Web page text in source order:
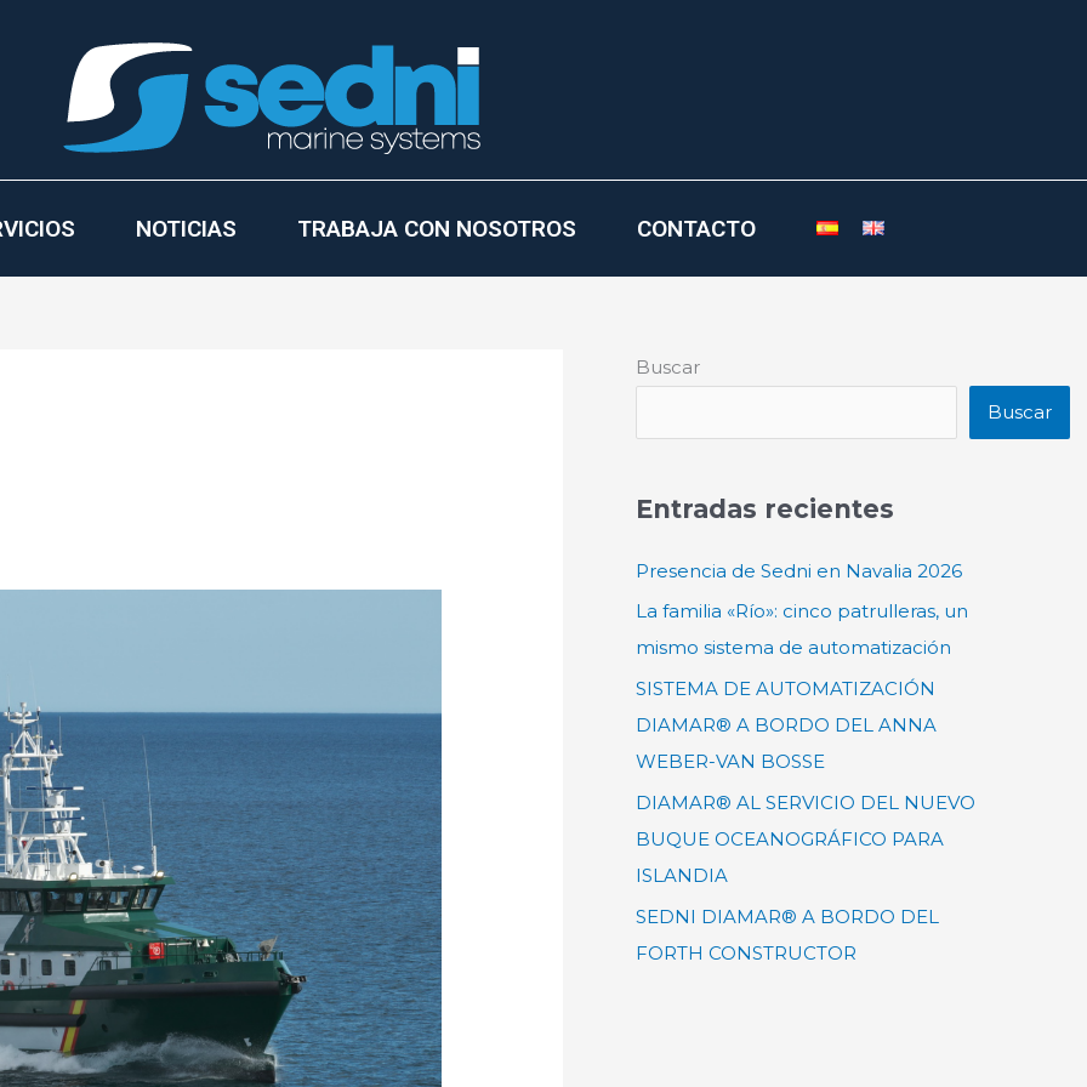
NOTICIAS TRABAJA CON NOSOTROS CONTACTO
Buscar
Buscar
Entradas recientes
Presencia de Sedni en Navalia 2026
La familia «Río»: cinco patrulleras, un
mismo sistema de automatización
SISTEMA DE AUTOMATIZACIÓN
DIAMAR® A BORDO DEL ANNA
WEBER-VAN BOSSE
DIAMAR® AL SERVICIO DEL NUEVO
BUQUE OCEANOGRÁFICO PARA
ISLANDIA
SEDNI DIAMAR® A BORDO DEL
FORTH CONSTRUCTOR